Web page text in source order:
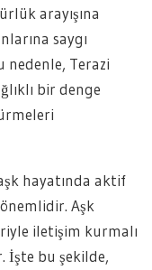
arayışına
saygı
nedenle, Terazi
bir denge
hayatında aktif
Aşk
iletişim kurmalı
İşte bu şekilde,